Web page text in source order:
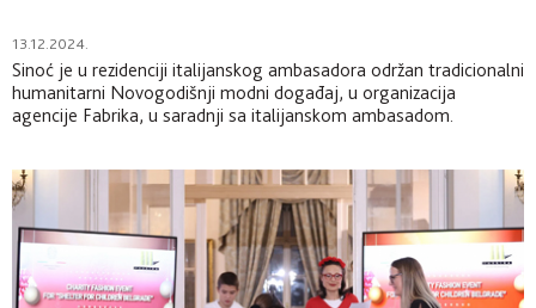
13.12.2024.
Sinoć je u rezidenciji italijanskog ambasadora održan tradicionalni
humanitarni Novogodišnji modni događaj, u organizacija
agencije Fabrika, u saradnji sa italijanskom ambasadom.